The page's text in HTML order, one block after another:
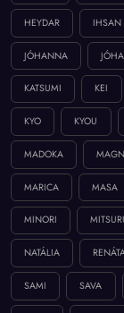
HEYDAR IHSAN
JÓHANNA
KATSUMI KEI
KYO KYOU
MADOKA
MARICA MASA
MINORI
NATÁLIA
SAMI SAVA